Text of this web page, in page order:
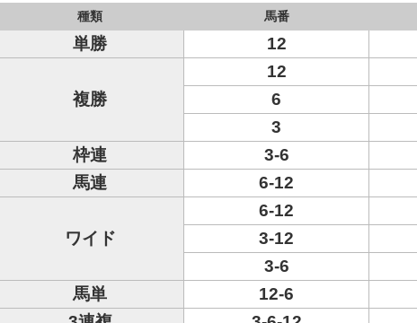
種類 馬番
単勝 12
複勝
12
6
3
枠連
3-6
馬連
6-12
ワイド
6-12
3-12
3-6
馬単
12-6